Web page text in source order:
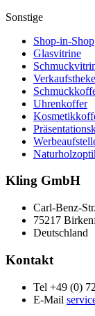
Sonstige
Shop-in-Shop
Glasvitrine
Verkaufstheke
Uhrenkoffer
Kling GmbH
Carl-Benz-
75217
Deutschland
Kontakt
Tel +49 (0)
E-Mail